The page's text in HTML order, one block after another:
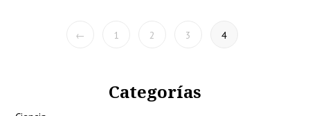
← 1 2 3 4
Categorías